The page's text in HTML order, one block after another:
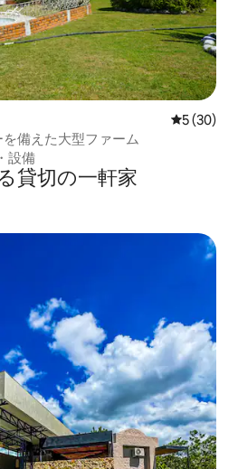
レビュー
5 (30)
備えた大型ファーム
設備
貸切の一軒家
す。